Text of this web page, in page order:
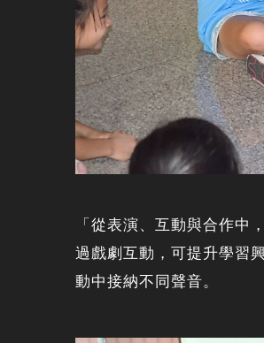
「從表演、互動與合作中
過戲劇互動，可提升學習
動中接納不同聲音。